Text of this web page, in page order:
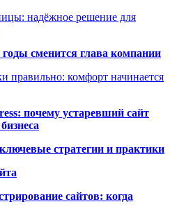
надёжное решение для
сменится глава компании
правильно: комфорт начинается
почему устаревший сайт
стратегии и практики
сайтов: когда